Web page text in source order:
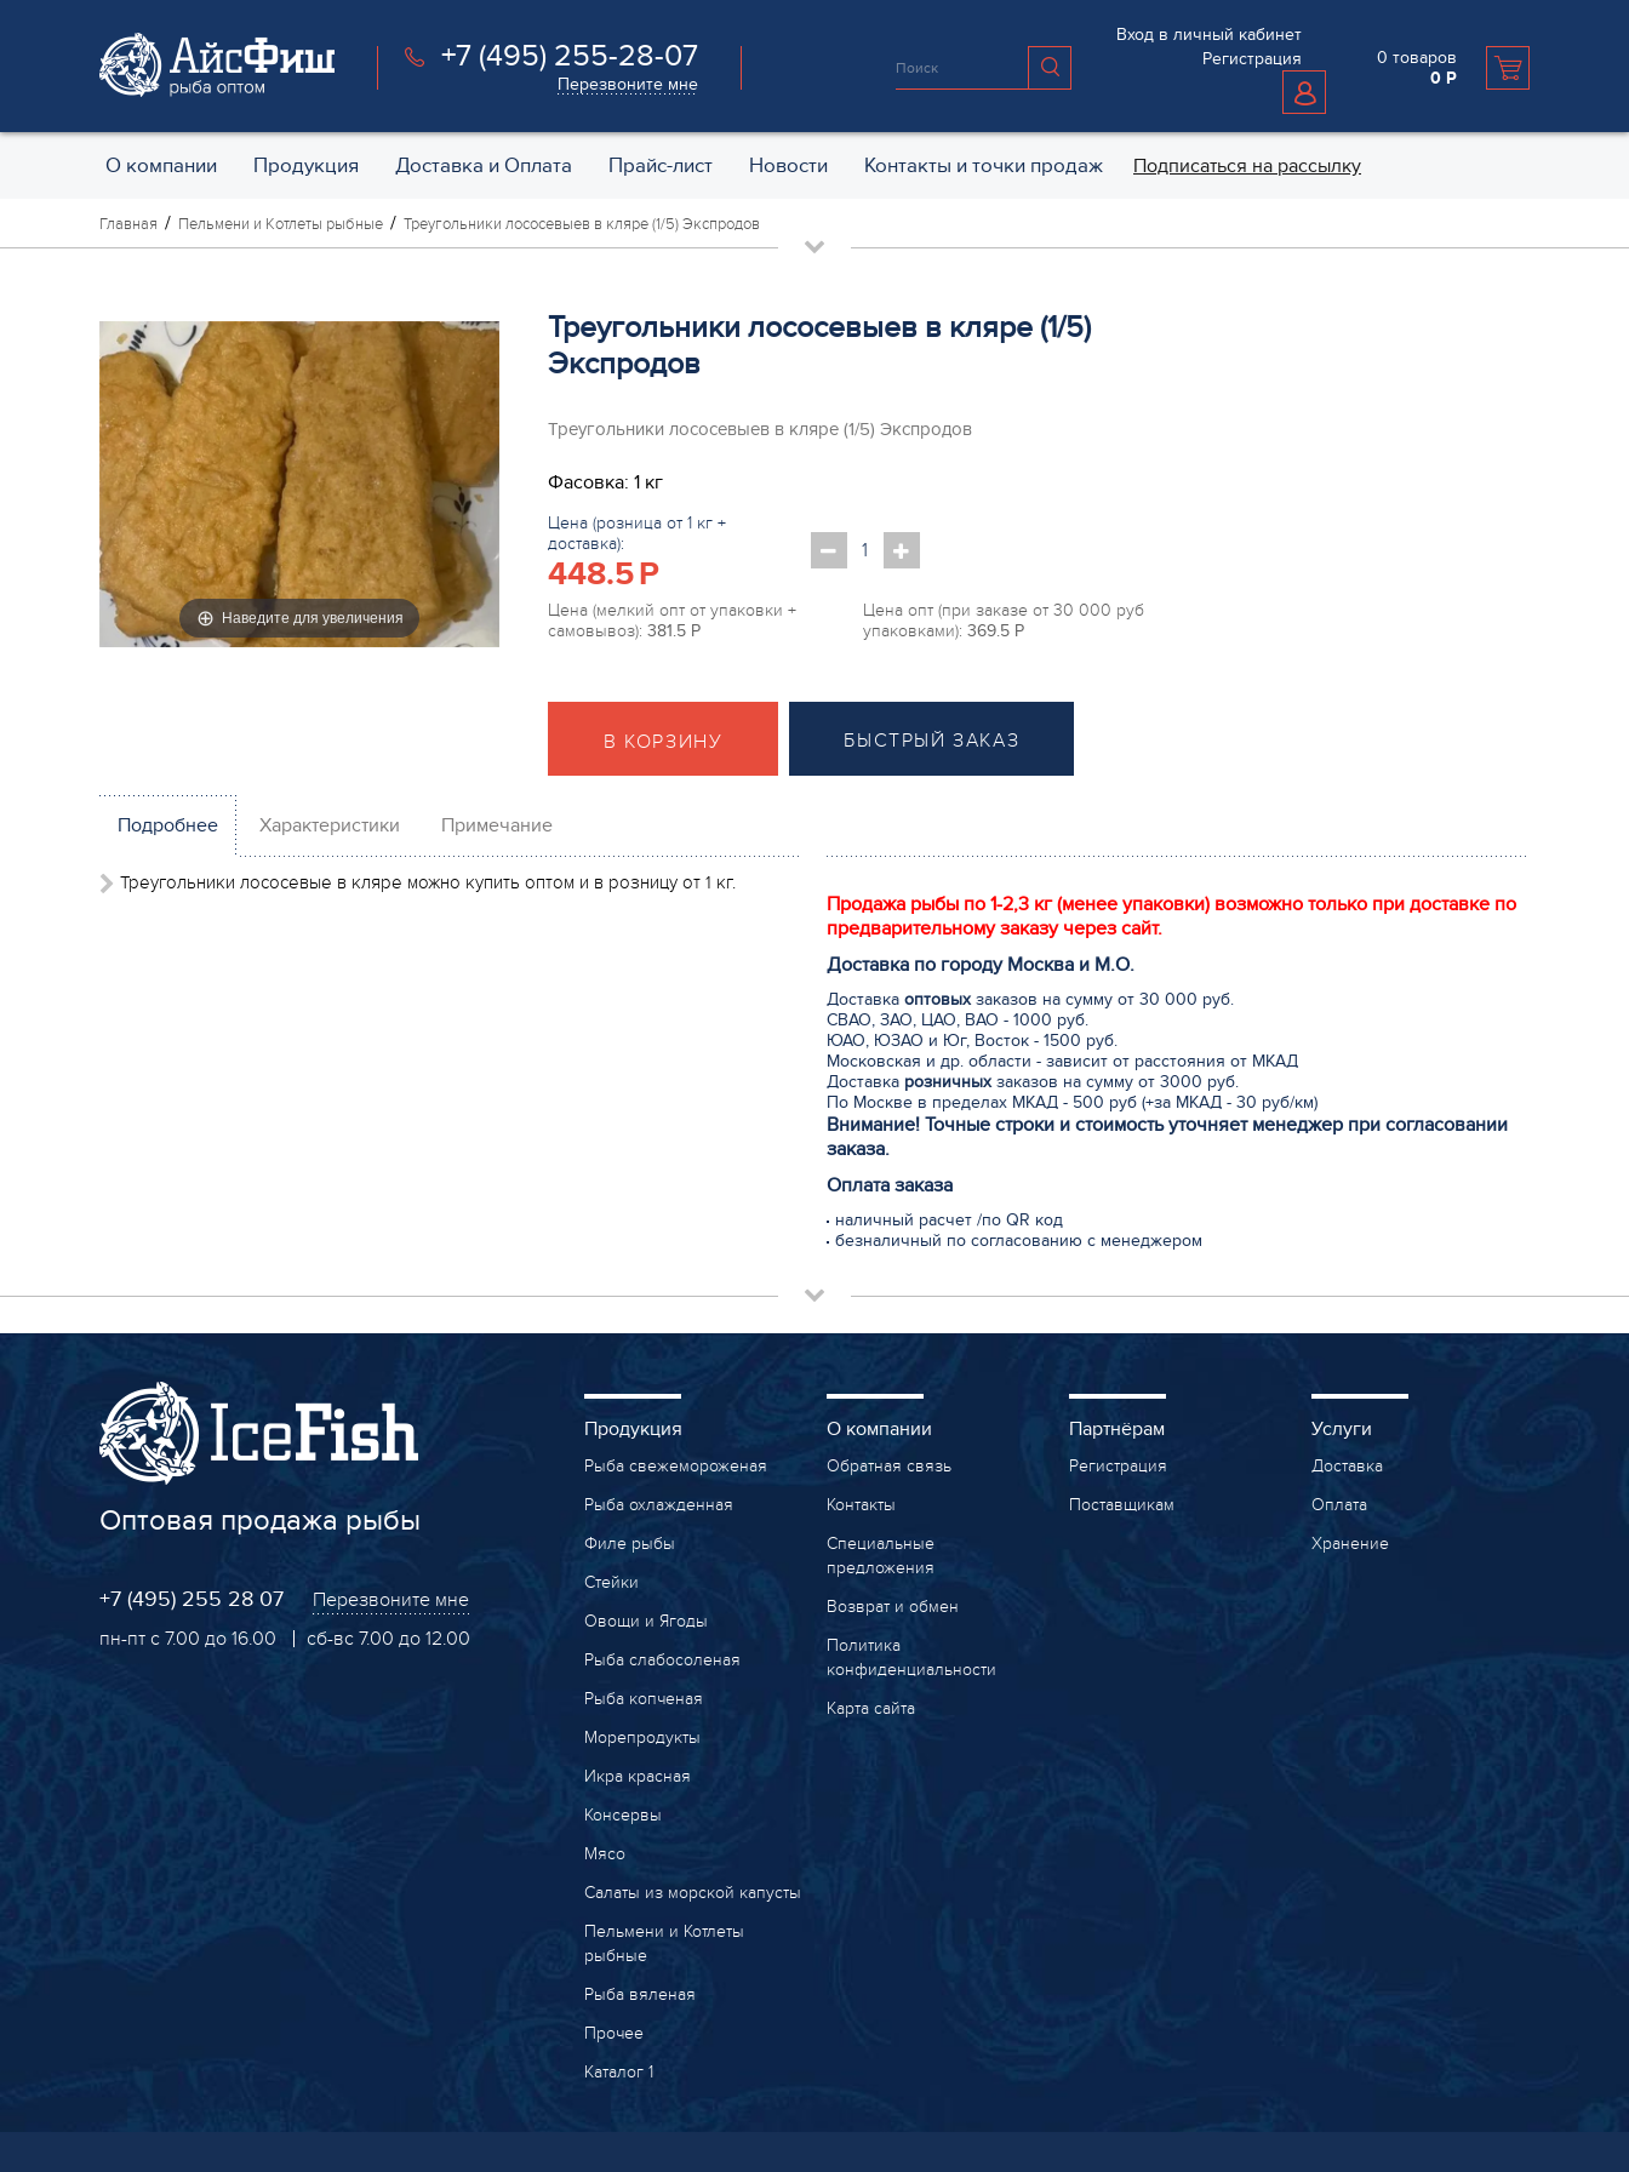
+7 (495) 255-28-07
Перезвоните мне
Вход в личный кабинет
Регистрация
0 товаров
0 Р
О компании Продукция Доставка и Оплата Прайс-лист Новости Контакты и точки продаж Подписаться на рассылку
Главная Пельмени и Котлеты рыбные Треугольники лососевыев в кляре (1/5) Экспродов
Наведите для увеличения
Треугольники лососевыев в кляре (1/5)
Экспродов
Треугольники лососевыев в кляре (1/5) Экспродов
Фасовка: 1 кг
Цена (розница от 1 кг +
доставка):
448.5P
Цена (мелкий опт от упаковки +
самовывоз): 381.5 P
Цена опт (при заказе от 30 000 руб
упаковками): 369.5 P
В КОРЗИНУ БЫСТРЫЙ ЗАКАЗ
Подробнее Характеристики Примечание
Треугольники лососевые в кляре можно купить оптом и в розницу от 1 кг.
Продажа рыбы по 1-2,3 кг (менее упаковки) возможно только при доставке по
предварительному заказу через сайт.
Доставка по городу Москва и М.О.
Доставка оптовыхзаказов на сумму от 30 000 руб.
СВАО, ЗАО, ЦАО, ВАО - 1000 руб.
ЮАО, ЮЗАО и Юг, Восток - 1500 руб.
Московская и др. области - зависит от расстояния от МКАД
Доставка розничныхзаказов на сумму от 3000 руб.
По Москве в пределах МКАД - 500 руб (+за МКАД - 30 руб/км)
Внимание! Точные строки и стоимость уточняет менеджер при согласовании
заказа.
Оплата заказа
наличный расчет /по QR код
безналичный по согласованию с менеджером
Оптовая продажа рыбы
+7 (495) 255 28 07
Перезвоните мне
пн-пт с 7.00 до 16.00
сб-вс 7.00 до 12.00
Продукция
Рыба свежемороженая
Рыба охлажденная
Филе рыбы
Стейки
Овощи и Ягоды
Рыба слабосоленая
Рыба копченая
Морепродукты
Икра красная
Консервы
Мясо
Салаты из морской капусты
Пельмени и Котлеты
рыбные
Рыба вяленая
Прочее
Каталог 1
О компании
Обратная связь
Контакты
Специальные
предложения
Возврат и обмен
Политика
конфиденциальности
Карта сайта
Партнёрам
Регистрация
Поставщикам
Услуги
Доставка
Оплата
Хранение